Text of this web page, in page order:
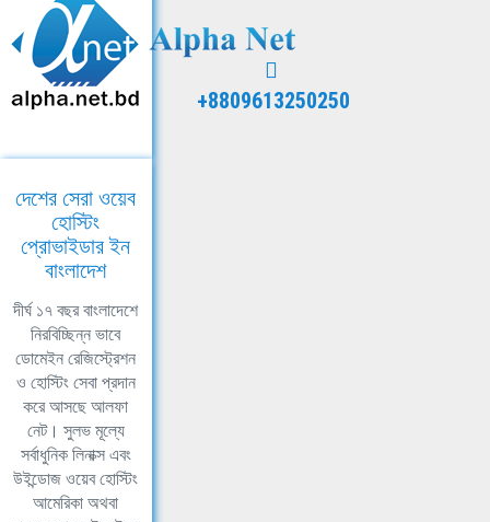
+8809613250250
দেশের সেরা ওয়েব
হোস্টিং
প্রোভাইডার ইন
বাংলাদেশ
দীর্ঘ ১৭ বছর বাংলাদেশে
নিরবিচ্ছিন্ন ভাবে
ডোমেইন রেজিস্ট্রেশন
ও হোস্টিং সেবা প্রদান
করে আসছে আলফা
নেট। সুলভ মূল্যে
সর্বাধুনিক লিনাক্স এবং
উইন্ডোজ ওয়েব হোস্টিং
আমেরিকা অথবা